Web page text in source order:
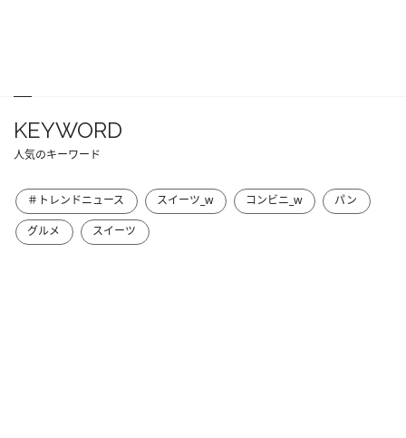
KEYWORD
人気のキーワード
＃トレンドニュース スイーツ_w コンビニ_w
パン
グルメ
スイーツ